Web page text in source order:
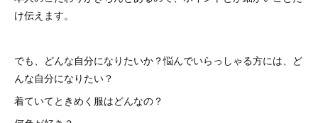
け伝えます。
でも、どんな自分になりたいか？悩んでいらっしゃる方には、ど
んな自分になりたい？
着ていてときめく服はどんなの？